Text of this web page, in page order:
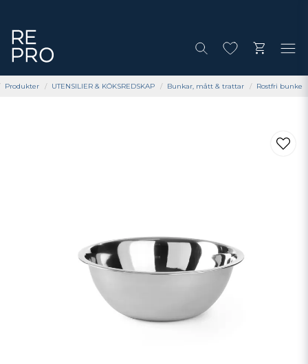
Produkter UTENSILIER & KÖKSREDSKAP Bunkar, mått & trattar Rostfri bunke